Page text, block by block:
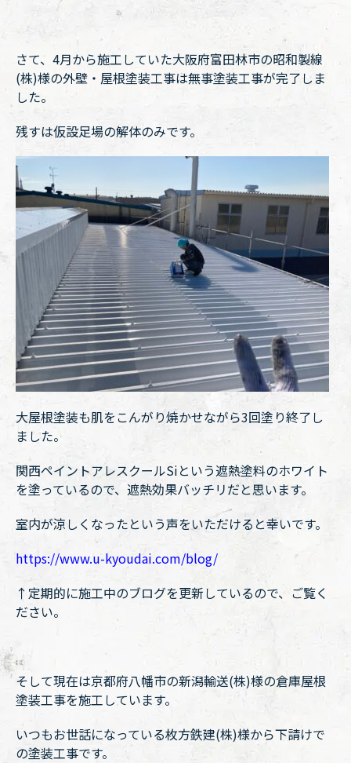
さて、4月から施工していた大阪府富田林市の昭和製線
(株)様の外壁・屋根塗装工事は無事塗装工事が完了しま
した。
残すは仮設足場の解体のみです。
大屋根塗装も肌をこんがり焼かせながら3回塗り終了し
ました。
関西ペイントアレスクールSiという遮熱塗料のホワイト
を塗っているので、遮熱効果バッチリだと思います。
室内が涼しくなったという声をいただけると幸いです。
https://www.u-kyoudai.com/blog/
↑定期的に施工中のブログを更新しているので、ご覧く
ださい。
そして現在は京都府八幡市の新潟輸送(株)様の倉庫屋根
塗装工事を施工しています。
いつもお世話になっている枚方鉄建(株)様から下請けで
の塗装工事です。